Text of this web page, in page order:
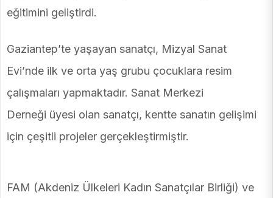
eğitimini geliştirdi.
Gaziantep’te yaşayan sanatçı, Mizyal Sanat
Evi’nde ilk ve orta yaş grubu çocuklara resim
çalışmaları yapmaktadır. Sanat Merkezi
Derneği üyesi olan sanatçı, kentte sanatın gelişimi
için çeşitli projeler gerçekleştirmiştir.
FAM (Akdeniz Ülkeleri Kadın Sanatçılar Birliği) ve